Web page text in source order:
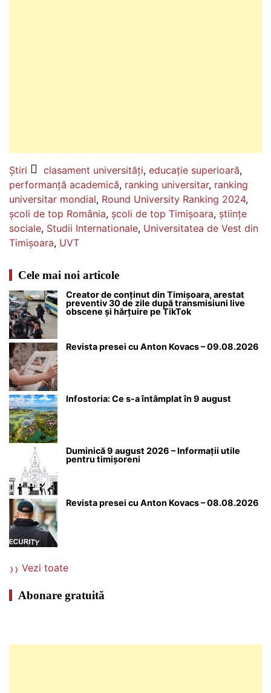
Știri clasament universități, educație superioară,
performanță academică, ranking universitar, ranking
universitar mondial, Round University Ranking 2024,
școli de top România, școli de top Timișoara, științe
sociale, Studii Internationale, Universitatea de Vest din
Timișoara, UVT
Cele mai noi articole
Creator de conținut din Timișoara, arestat
preventiv 30 de zile după transmisiuni live
obscene și hărțuire pe TikTok
Revista presei cu Anton Kovacs – 09.08.2026
Infostoria: Ce s-a întâmplat în 9 august
Duminică 9 august 2026 – Informații utile
pentru timișoreni
Revista presei cu Anton Kovacs – 08.08.2026
Vezi toate
Abonare gratuită